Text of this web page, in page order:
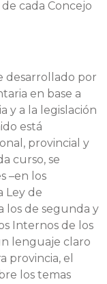
cada Concejo
desarrollado por
en base a
y a la legislación
está
provincial y
curso, se
–en los
Ley de
los de segunda y
Internos de los
lenguaje claro
provincia, el
los temas